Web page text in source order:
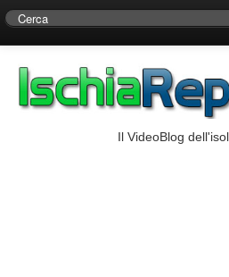
Centro di Ricerche Storiche
Il VideoBlog